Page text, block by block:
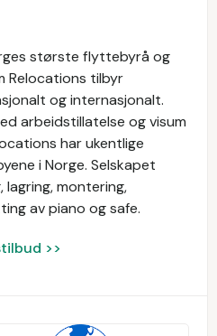
største flyttebyrå og
Relocations tilbyr
og internasjonalt.
arbeidstillatelse og visum
har ukentlige
i Norge. Selskapet
lagring, montering,
av piano og safe.
>>